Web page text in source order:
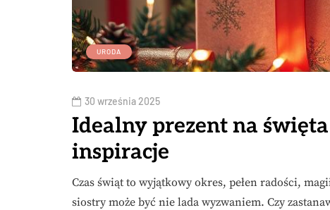
URODA
30 września 2025
Idealny prezent na
inspiracje
Czas świąt to wyjątkowy okres, pełen radości,
siostry może być nie lada wyzwaniem. Czy